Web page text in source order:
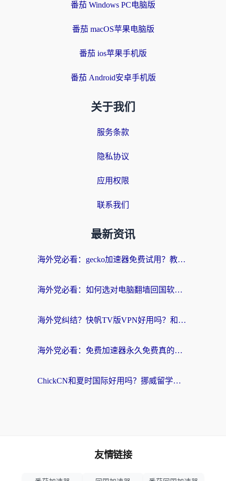
番茄 Windows PC电脑版
番茄 macOS苹果电脑版
番茄 ios苹果手机版
番茄 Android安卓手机版
关于我们
服务条款
隐私协议
应用权限
联系我们
最新资讯
海外党必看：gecko加速器免费试用？教你选对回国加速器，无缝刷国内剧玩游戏
海外党必看：如何选对电脑翻墙回国软件，轻松解锁国内资源？
海外党纠结？快帆TV版VPN好用吗？和扇贝手游VPN对比哪个回国效果更好？
海外党必看：免费加速器永久免费真的存在吗？教你选对回国加速器无缝刷国内资源
ChickCN和夏时国际好用吗？挪威留学生亲测3款回国加速器，附穿梭和加速喵对比指南
友情链接